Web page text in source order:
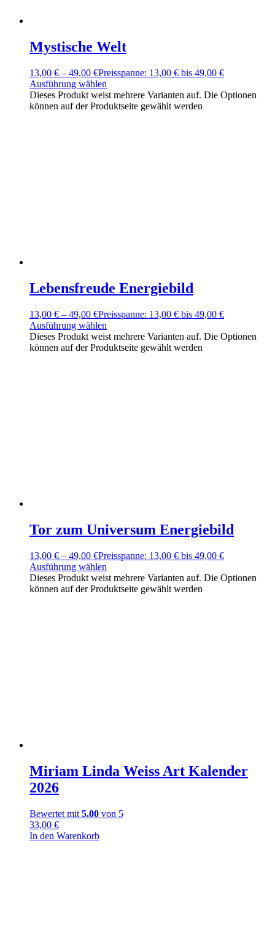
Mystische Welt
13,00 € – 49,00 €Preisspanne: 13,00 € bis 49,00 €
Ausführung wählen
Dieses Produkt weist mehrere Varianten auf. Die Optionen
können auf der Produktseite gewählt werden
Lebensfreude Energiebild
13,00 € – 49,00 €Preisspanne: 13,00 € bis 49,00 €
Ausführung wählen
Dieses Produkt weist mehrere Varianten auf. Die Optionen
können auf der Produktseite gewählt werden
Tor zum Universum Energiebild
13,00 € – 49,00 €Preisspanne: 13,00 € bis 49,00 €
Ausführung wählen
Dieses Produkt weist mehrere Varianten auf. Die Optionen
können auf der Produktseite gewählt werden
Miriam Linda Weiss Art Kalender
2026
Bewertet mit 5.00 von 5
33,00 €
In den Warenkorb